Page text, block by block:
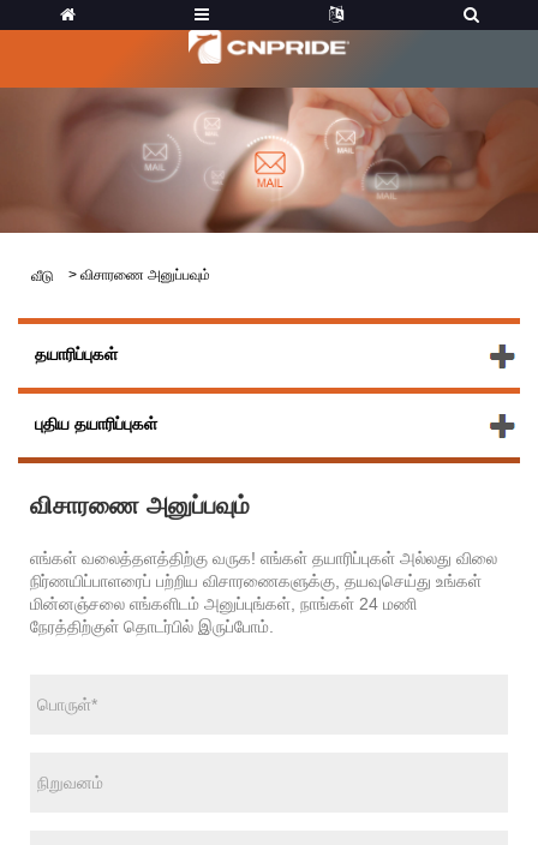
வீடு > விசாரணை அனுப்பவும்
தயாரிப்புகள்
புதிய தயாரிப்புகள்
விசாரணை அனுப்பவும்
எங்கள் வலைத்தளத்திற்கு வருக! எங்கள் தயாரிப்புகள் அல்லது விலை
நிர்ணயிப்பாளரைப் பற்றிய விசாரணைகளுக்கு, தயவுசெய்து உங்கள்
மின்னஞ்சலை எங்களிடம் அனுப்புங்கள், நாங்கள் 24 மணி
நேரத்திற்குள் தொடர்பில் இருப்போம்.